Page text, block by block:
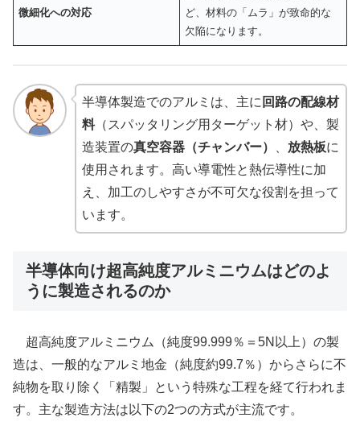
微細化への対応
ど、材料の「ムラ」が致命的な
欠陥になります。
半導体製造でのアルミは、主に 回路の配線材
料（スパッタリング用ターゲット材）や、製
造装置の真空容器（チャンバー） 放熱板に
使用されます。高い導電性と熱伝導性に加
え、加工のしやすさが不可欠な役割を担って
います。
半導体向け超高純度アルミニウムはどのよ
うに製造されるのか
超高純度アルミニウム（純度99.999％＝5N以上）の製
造は、一般的なアルミ地金（純度約99.7％）からさらに不
純物を取り除く「精製」という特殊な工程を経て行われま
す。主な製造方法は以下の2つの方式が主流です。